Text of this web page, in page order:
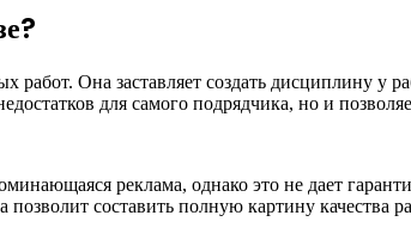
Она заставляет создать дисциплину у
для самого подрядчика, но и
реклама, однако это не дает
составить полную картину качества